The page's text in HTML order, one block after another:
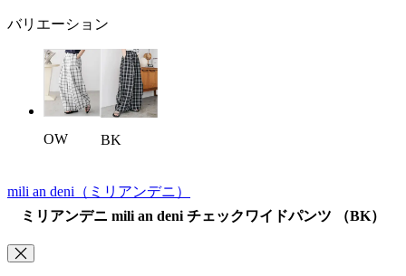
バリエーション
OW BK
mili an deni （ミリアンデニ）
ミリアンデニ mili an deni チェックワイドパンツ （BK）